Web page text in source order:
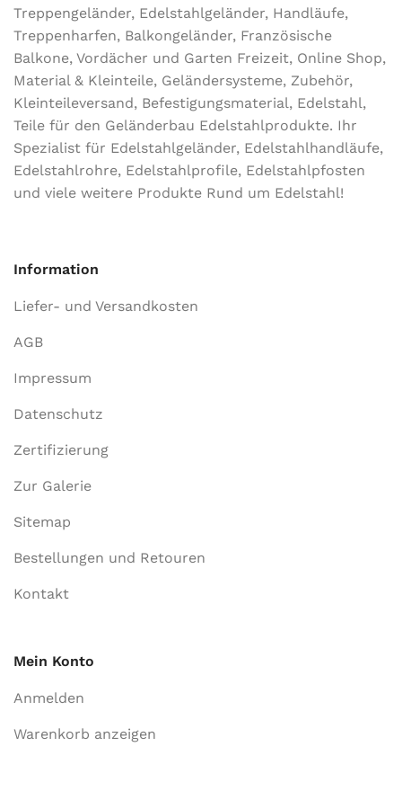
Treppengeländer, Edelstahlgeländer, Handläufe,
Treppenharfen, Balkongeländer, Französische
Balkone, Vordächer und Garten Freizeit, Online Shop,
Material & Kleinteile, Geländersysteme, Zubehör,
Kleinteileversand, Befestigungsmaterial, Edelstahl,
Teile für den Geländerbau Edelstahlprodukte. Ihr
Spezialist für Edelstahlgeländer, Edelstahlhandläufe,
Edelstahlrohre, Edelstahlprofile, Edelstahlpfosten
und viele weitere Produkte Rund um Edelstahl!
Information
Liefer- und Versandkosten
AGB
Impressum
Datenschutz
Zertifizierung
Zur Galerie
Sitemap
Bestellungen und Retouren
Kontakt
Mein Konto
Anmelden
Warenkorb anzeigen